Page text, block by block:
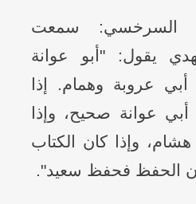
السرخسي: سمعت
يقول: "أبو عوانة
عروبة وهمام. إذا
عوانة صحيح، وإذا
وإذا كان الكتاب
الحفظ فحفظ سعيد".